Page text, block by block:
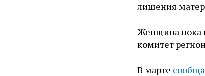
лишения
Женщина пока
комитет
В марте